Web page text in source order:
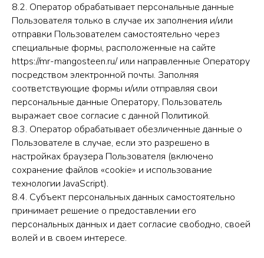
8.2. Оператор обрабатывает персональные данные
Пользователя только в случае их заполнения и/или
отправки Пользователем самостоятельно через
специальные формы, расположенные на сайте
https://mr-mangosteen.ru/ или направленные Оператору
посредством электронной почты. Заполняя
соответствующие формы и/или отправляя свои
персональные данные Оператору, Пользователь
выражает свое согласие с данной Политикой.
8.3. Оператор обрабатывает обезличенные данные о
Пользователе в случае, если это разрешено в
настройках браузера Пользователя (включено
сохранение файлов «cookie» и использование
технологии JavaScript).
8.4. Субъект персональных данных самостоятельно
принимает решение о предоставлении его
персональных данных и дает согласие свободно, своей
волей и в своем интересе.